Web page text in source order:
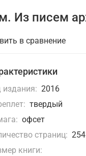
Из писем
в сравнение
издания: 2016
твердый
офсет
страниц: 254
книги: